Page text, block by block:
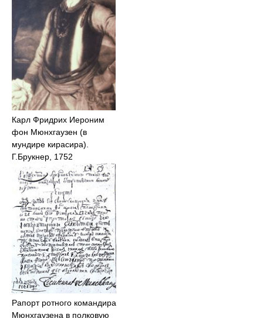
Карл Фридрих Иероним
фон Мюнхгаузен (в
мундире кирасира).
Г.Брукнер, 1752
Рапорт ротного командира
Мюнхгаузена в полковую